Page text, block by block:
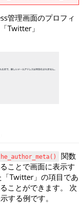
管理画面のプロフィ
Twitter」
関数
ことで画面に表示す
Twitter」の項目であ
ことができます。 次
する例です。